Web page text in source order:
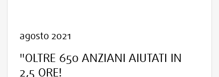
agosto 2021
"OLTRE 650 ANZIANI AIUTATI IN
2,5 ORE!